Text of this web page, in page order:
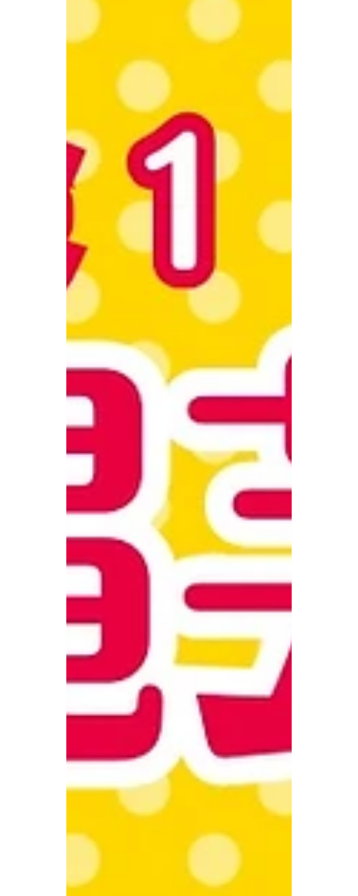
please contact us~😊🌺 #沖縄体験 #沖縄
芸能体験 #三線体験 #沖縄民謡 #カチャーシ
ー #琉球舞踊 #沖縄文化体験 #北谷 #美浜 #
北谷観光 #アメリカンビレッジ
#okinawaexperience #okinawaactivities
#visitokinawa #okinawatrip
#familytravelokinawa 👉 #1月限定 #10パー
セントオフ #沖縄体験 👉 #JanuaryDeal
#10PercentOff #OkinawaExperience 👉 #
北谷観光 #沖縄旅行 #期間限定